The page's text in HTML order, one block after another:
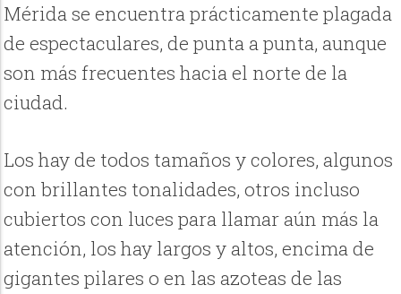
Mérida se encuentra prácticamente plagada
de espectaculares, de punta a punta, aunque
son más frecuentes hacia el norte de la
ciudad.
Los hay de todos tamaños y colores, algunos
con brillantes tonalidades, otros incluso
cubiertos con luces para llamar aún más la
atención, los hay largos y altos, encima de
gigantes pilares o en las azoteas de las